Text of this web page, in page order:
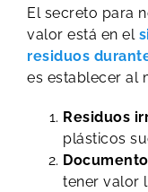
El secreto para
valor está en el
residuos
es establecer al
Residuos
plásticos
tener valor